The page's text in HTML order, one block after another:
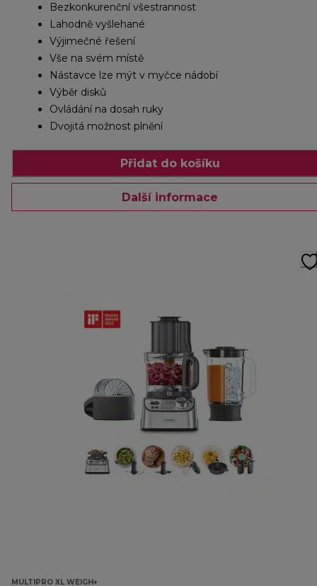
Bezkonkurenční všestrannost
Lahodně vyšlehané
Výjimečné řešení
Vše na svém místě
Nástavce lze mýt v myčce nádobí
Výběr disků
Ovládání na dosah ruky
Dvojitá možnost plnění
Přidat do košíku
Další informace
MULTIPRO XL WEIGH+